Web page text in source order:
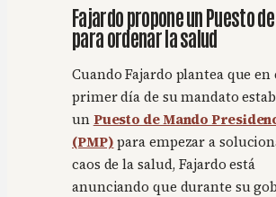
Fajardo propone un Puesto
para ordenar la salud
Cuando Fajardo plantea que en
primer día de su mandato
un Puesto de Mando
(PMP) para empezar a
caos de la salud, Fajardo está
anunciando que durante su